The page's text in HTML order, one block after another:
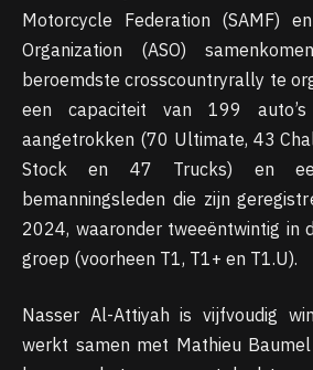
Motorcycle Federation (SAMF)
Organization (ASO)
beroemdste crosscountryrally te
een capaciteit van 199 auto’s
aangetrokken (70 Ultimate, 43
Stock en 47 Trucks) en
bemanningsleden die zijn
2024, waaronder tweeëntwintig in
groep (voorheen T1, T1+ en T1.U).
Nasser Al-Attiyah is vijfvoudig
werkt samen met Mathieu